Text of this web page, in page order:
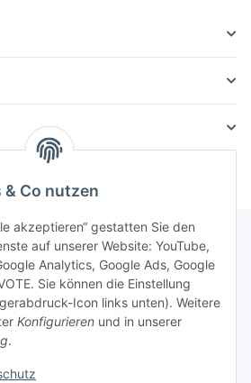
Co nutzen
akzeptieren“ gestatten Sie den
auf unserer Website: YouTube,
Analytics, Google Ads, Google
Sie können die Einstellung
Icon links unten). Weitere
Konfigurieren und in unserer
.
Abonnieren
Sie mir entsprechend Ihrer
regelmäßig und jederzeit widerruflich
Produktsortiment per E-Mail zu.